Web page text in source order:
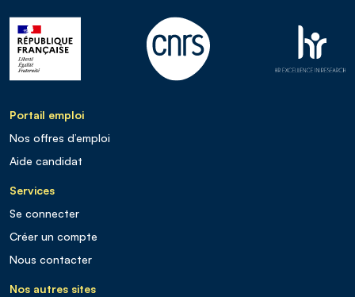
Portail emploi
Nos offres d’emploi
Aide candidat
Services
Se connecter
Créer un compte
Nous contacter
Nos autres sites